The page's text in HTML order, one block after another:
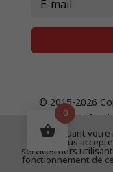
© 2015-2026
Fanny Waltz
|
création de
0
En continuant
"OK", vous
services tiers
fonctionnement de